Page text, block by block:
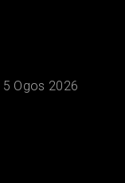
5 Ogos 2026